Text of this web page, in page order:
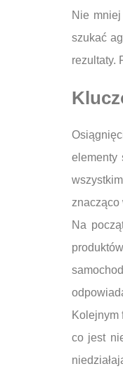
Nie
szukać
rezultaty.
elementy
znacząco
Na
Kolejnym
co jest